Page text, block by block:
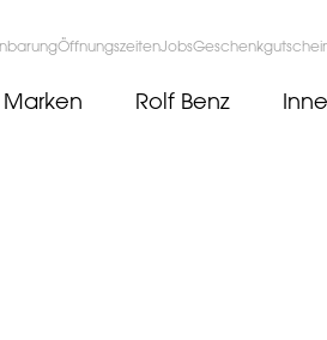
ÖffnungszeitenJobs
Marken Rolf Benz